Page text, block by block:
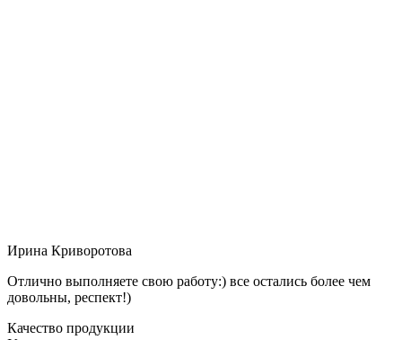
Ирина Криворотова
Отлично выполняете свою работу:) все остались более чем
довольны, респект!)
Качество продукции